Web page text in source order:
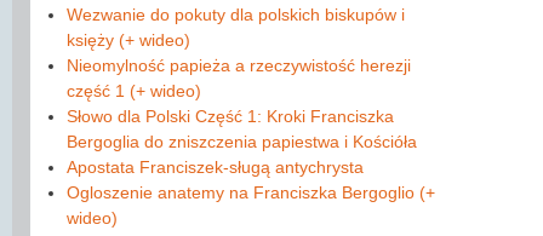
Wezwanie do pokuty dla polskich biskupów i
księży (+ wideo)
Nieomylność papieża a rzeczywistość herezji
część 1 (+ wideo)
Słowo dla Polski Część 1: Kroki Franciszka
Bergoglia do zniszczenia papiestwa i Kościóła
Apostata Franciszek-sługą antychrysta
Ogloszenie anatemy na Franciszka Bergoglio (+
wideo)